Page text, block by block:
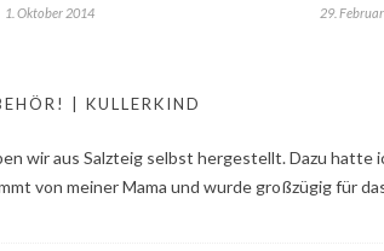
1. Oktober 2014 29.
| KULLERKIND
wir aus Salzteig selbst hergestellt. Dazu hatte
von meiner Mama und wurde großzügig für